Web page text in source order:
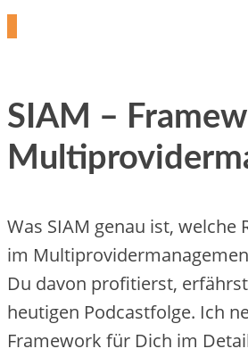
SIAM –
Was SIAM genau ist, welche
im
Du davon profitierst,
heutigen Podcastfolge. Ich
Framework für Dich im